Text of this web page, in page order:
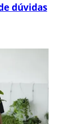
dúvidas